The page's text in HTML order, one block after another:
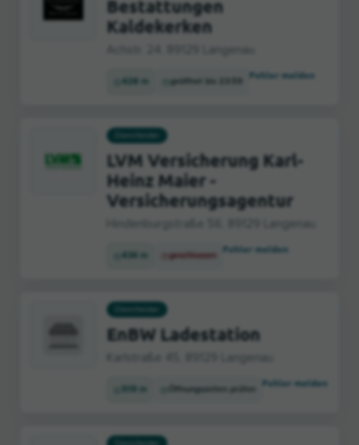
Bestattungen
Kaldekerken
428 m geöffnet bis 23:59
Fehler melden
LVM Versicherung Karl-
Heinz Maier -
Versicherungsagentur
434 m geschlossen
Fehler melden
EnBW Ladestation
519 m Öffnungszeiten prüfen
Fehler melden